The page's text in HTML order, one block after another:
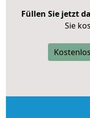
Füllen Sie jetzt
Sie